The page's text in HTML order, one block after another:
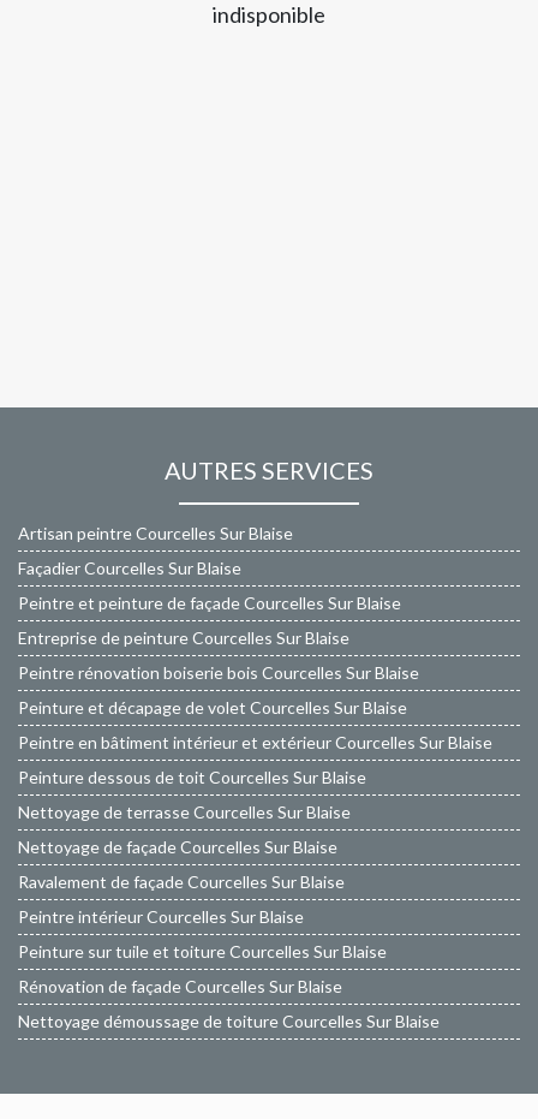
indisponible
AUTRES SERVICES
Artisan peintre Courcelles Sur Blaise
Façadier Courcelles Sur Blaise
Peintre et peinture de façade Courcelles Sur Blaise
Entreprise de peinture Courcelles Sur Blaise
Peintre rénovation boiserie bois Courcelles Sur Blaise
Peinture et décapage de volet Courcelles Sur Blaise
Peintre en bâtiment intérieur et extérieur Courcelles Sur Blaise
Peinture dessous de toit Courcelles Sur Blaise
Nettoyage de terrasse Courcelles Sur Blaise
Nettoyage de façade Courcelles Sur Blaise
Ravalement de façade Courcelles Sur Blaise
Peintre intérieur Courcelles Sur Blaise
Peinture sur tuile et toiture Courcelles Sur Blaise
Rénovation de façade Courcelles Sur Blaise
Nettoyage démoussage de toiture Courcelles Sur Blaise